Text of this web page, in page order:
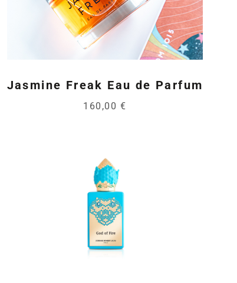
Jasmine Freak Eau de Parfum
160,00 €